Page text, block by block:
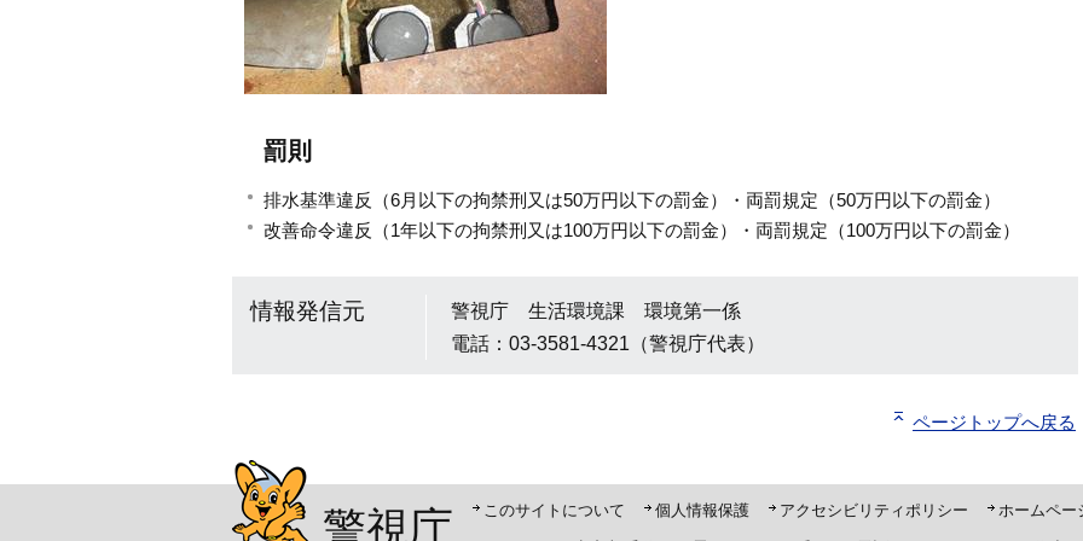
罰則
排水基準違反（6月以下の拘禁刑又は50万円以下の罰金）・両罰規定（50万円以下の罰金）
改善命令違反（1年以下の拘禁刑又は100万円以下の罰金）・両罰規定（100万円以下の罰金）
情報発信元
警視庁 生活環境課 環境第一係
電話：03-3581-4321（警視庁代表）
ページトップへ戻る
警視庁 このサイトについて 個人情報保護 アクセシビリティポリシー ホームペー